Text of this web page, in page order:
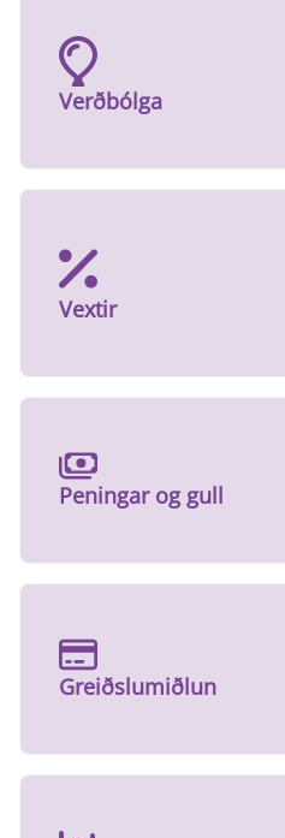
Verðbólga
Vextir
Peningar og gull
Greiðslumiðlun